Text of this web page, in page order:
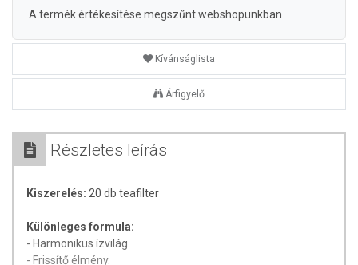
A termék értékesítése megszűnt webshopunkban
Kívánságlista
Árfigyelő
Részletes leírás
Kiszerelés: 20 db teafilter
Különleges formula:
- Harmonikus ízvilág
- Frissítő élmény.